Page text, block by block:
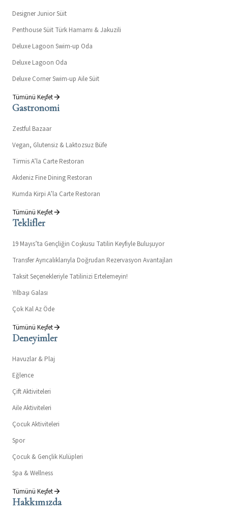
Designer Junior Süit
Penthouse Süit Türk Hamamı & Jakuzili
Deluxe Lagoon Swim-up Oda
Deluxe Lagoon Oda
Deluxe Corner Swim-up Aile Süit
Tümünü Keşfet
Gastronomi
Zestful Bazaar
Vegan, Glutensiz & Laktozsuz Büfe
Tirmis A’la Carte Restoran
Akdeniz Fine Dining Restoran
Kumda Kirpi A’la Carte Restoran
Tümünü Keşfet
Teklifler
19 Mayıs’ta Gençliğin Coşkusu Tatilin Keyfiyle Buluşuyor
Transfer Ayrıcalıklarıyla Doğrudan Rezervasyon Avantajları
Taksit Seçenekleriyle Tatilinizi Ertelemeyin!
Yılbaşı Galası
Çok Kal Az Öde
Tümünü Keşfet
Deneyimler
Havuzlar & Plaj
Eğlence
Çift Aktiviteleri
Aile Aktiviteleri
Çocuk Aktiviteleri
Spor
Çocuk & Gençlik Kulüpleri
Spa & Wellness
Tümünü Keşfet
Hakkımızda